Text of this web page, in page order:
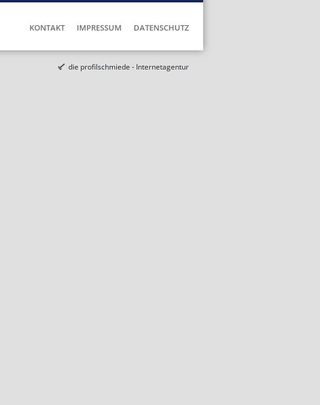
KONTAKT IMPRESSUM DATENSCHUTZ
die profilschmiede - Internetagentur